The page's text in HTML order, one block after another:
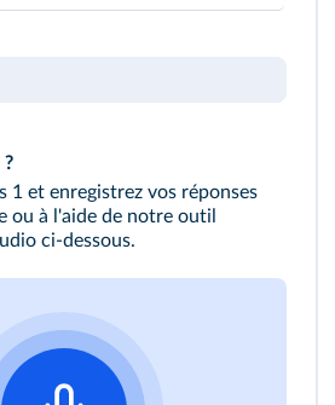
?
1 et enregistrez vos réponses
ou à l'aide de notre outil
ci‑dessous.